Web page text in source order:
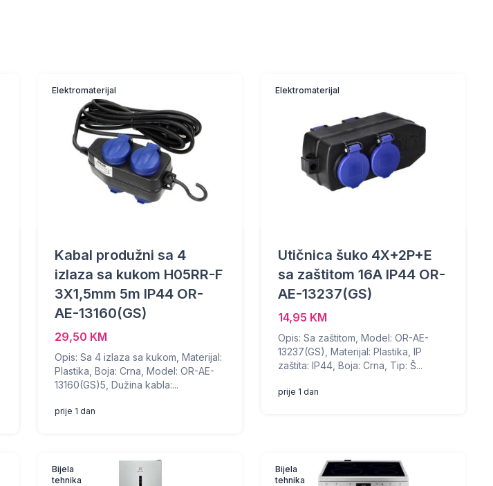
Elektromaterijal
Kabal produžni sa 4
izlaza sa kukom H05RR-F
3X1,5mm 5m IP44 OR-
AE-13160(GS)
29,50 KM
Opis: Sa 4 izlaza sa kukom, Materijal:
Plastika, Boja: Crna, Model: OR-AE-
13160(GS)5, Dužina kabla:...
prije 1 dan
Elektromaterijal
Utičnica šuko 4X+2P+E
sa zaštitom 16A IP44 OR-
AE-13237(GS)
14,95 KM
Opis: Sa zaštitom, Model: OR-AE-
13237(GS), Materijal: Plastika, IP
zaštita: IP44, Boja: Crna, Tip: Š...
prije 1 dan
Bijela
tehnika
Bijela
tehnika